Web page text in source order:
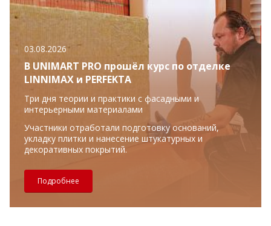
03.08.2026
В UNIMART PRO прошёл курс по отделке
LINNIMAX и PERFEKTA
Три дня теории и практики с фасадными и
интерьерными материалами
Участники отработали подготовку оснований,
укладку плитки и нанесение штукатурных и
декоративных покрытий.
Подробнее